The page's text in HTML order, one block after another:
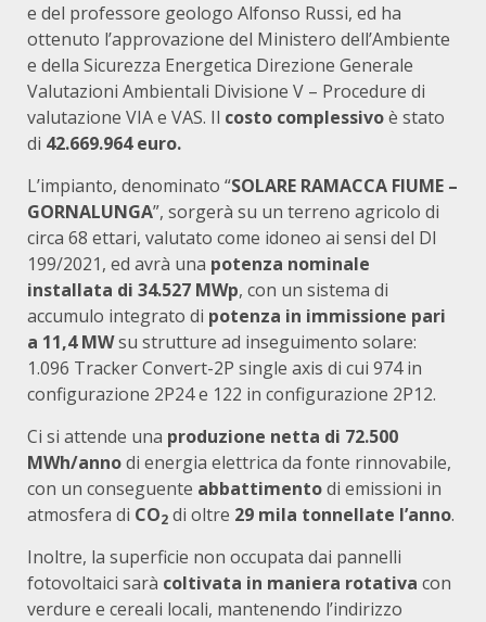
e del professore geologo Alfonso Russi, ed ha
ottenuto l’approvazione del Ministero dell’Ambiente
e della Sicurezza Energetica Direzione Generale
Valutazioni Ambientali Divisione V – Procedure di
valutazione VIA e VAS. Il costo complessivoè stato
di 42.669.964 euro.
L’impianto, denominato “SOLARE RAMACCA FIUME –
GORNALUNGA”, sorgerà su un terreno agricolo di
circa 68 ettari, valutato come idoneo ai sensi del Dl
199/2021, ed avrà una potenza nominale
installata di 34.527 MWp, con un sistema di
accumulo integrato di potenza in immissione pari
a 11,4 MWsu strutture ad inseguimento solare:
1.096 Tracker Convert-2P single axis di cui 974 in
configurazione 2P24 e 122 in configurazione 2P12.
Ci si attende una produzione netta di 72.500
MWh/annodi energia elettrica da fonte rinnovabile,
con un conseguente abbattimentodi emissioni in
atmosfera di CO2 di oltre 29 mila tonnellate l’anno.
Inoltre, la superficie non occupata dai pannelli
fotovoltaici sarà coltivata in maniera rotativa con
verdure e cereali locali, mantenendo l’indirizzo